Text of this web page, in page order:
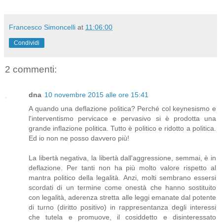
Francesco Simoncelli at 11:06:00
Condividi
2 commenti:
dna 10 novembre 2015 alle ore 15:41
A quando una deflazione politica? Perché col keynesismo e
l'interventismo pervicace e pervasivo si è prodotta una
grande inflazione politica. Tutto è politico e ridotto a politica.
Ed io non ne posso davvero più!
La libertà negativa, la libertà dall'aggressione, semmai, è in
deflazione. Per tanti non ha più molto valore rispetto al
mantra politico della legalità. Anzi, molti sembrano essersi
scordati di un termine come onestà che hanno sostituito
con legalità, aderenza stretta alle leggi emanate dal potente
di turno (diritto positivo) in rappresentanza degli interessi
che tutela e promuove, il cosiddetto e disinteressato